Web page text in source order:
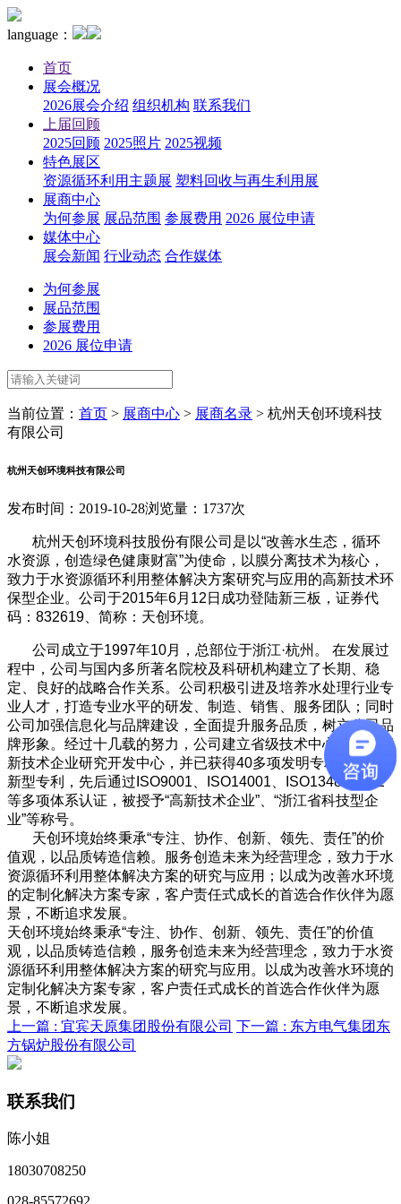
language：
首页
展会概况
2026展会介绍 组织机构 联系我们
上届回顾
2025回顾 2025照片 2025视频
特色展区
资源循环利用主题展 塑料回收与再生利用展
展商中心
为何参展 展品范围 参展费用 2026 展位申请
媒体中心
展会新闻 行业动态 合作媒体
为何参展
展品范围
参展费用
2026 展位申请
当前位置： 首页 > 展商中心 > 展商名录 > 杭州天创环境科技
有限公司
杭州天创环境科技有限公司
发布时间：2019-10-28浏览量：1737次
杭州天创环境科技股份有限公司是以“改善水生态，循环
水资源，创造绿色健康财富”为使命，以膜分离技术为核心，
致力于水资源循环利用整体解决方案研究与应用的高新技术环
保型企业。公司于2015年6月12日成功登陆新三板，证券代
码：832619、简称：天创环境。
公司成立于1997年10月，总部位于浙江·杭州。 在发展过
程中，公司与国内多所著名院校及科研机构建立了长期、稳
定、良好的战略合作关系。公司积极引进及培养水处理行业专
业人才，打造专业水平的研发、制造、销售、服务团队；同时
公司加强信息化与品牌建设，全面提升服务品质，树立公司品
牌形象。经过十几载的努力，公司建立省级技术中心、省级高
新技术企业研究开发中心，并已获得40多项发明专利及实用
新型专利，先后通过ISO9001、ISO14001、ISO13485、CE
等多项体系认证，被授予“高新技术企业”、“浙江省科技型企
业”等称号。
天创环境始终秉承“专注、协作、创新、领先、责任”的价
值观，以品质铸造信赖。服务创造未来为经营理念，致力于水
资源循环利用整体解决方案的研究与应用；以成为改善水环境
的定制化解决方案专家，客户责任式成长的首选合作伙伴为愿
景，不断追求发展。
天创环境始终秉承“专注、协作、创新、领先、责任”的价值
观，以品质铸造信赖，服务创造未来为经营理念，致力于水资
源循环利用整体解决方案的研究与应用。以成为改善水环境的
定制化解决方案专家，客户责任式成长的首选合作伙伴为愿
景，不断追求发展。
上一篇 : 宜宾天原集团股份有限公司 下一篇 : 东方电气集团东
方锅炉股份有限公司
联系我们
陈小姐
18030708250